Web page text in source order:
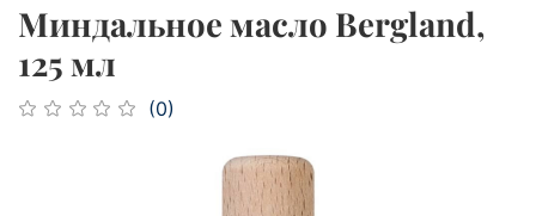
Миндальное масло Bergland,
125 мл
(0)